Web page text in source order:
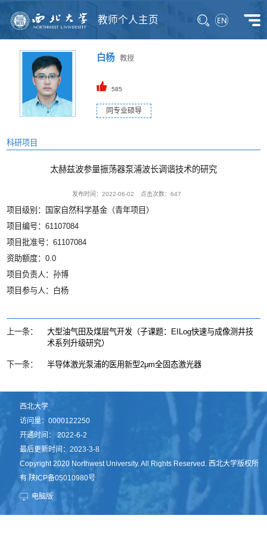
教师个人主页
白杨教授
585
同专业硕导
科研项目
太赫兹波参量振荡器泵浦波长调谐技术的研究
发布时间：2022-06-02 点击次数：647
项目级别：国家自然科学基金（青年项目）
项目编号：61107084
项目批准号：61107084
资助额度：0.0
项目负责人：孙博
项目参与人：白杨
上一条：
大型油气田及煤层气开发（子课题：EILog快速与成像测井技
术系列升级研究）
下一条： 半导体激光泵浦的医用新型2μm全固态激光器
西北大学
访问量：0000122250
开通时间：2022-6-2
最后更新时间：2023-3-8
Copyright 2020 Northwest University. All Rights Reserved. 西北大学版权所
有 陕ICP备05010980号
电脑版